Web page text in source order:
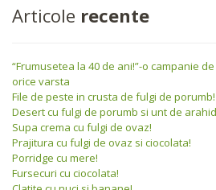
Articole recente
“Frumusetea la 40 de ani!”-o campanie
orice varsta
File de peste in crusta de fulgi de porumb!
Desert cu fulgi de porumb si unt de
Supa crema cu fulgi de ovaz!
Prajitura cu fulgi de ovaz si ciocolata!
Porridge cu mere!
Fursecuri cu ciocolata!